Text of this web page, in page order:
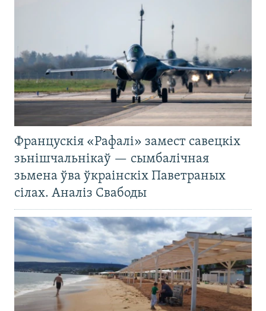
Францускія «Рафалі» замест савецкіх
зьнішчальнікаў — сымбалічная
зьмена ўва ўкраінскіх Паветраных
сілах. Аналіз Свабоды